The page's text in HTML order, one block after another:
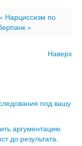
« Нарциссизм по
»
Наверх
под вашу
аргументацию
до результата.